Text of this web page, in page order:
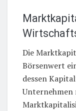
Die
Börsenwert
dessen
Unternehmen